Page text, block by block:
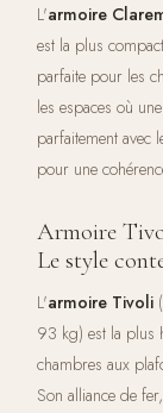
L'armoire
est la plus
parfaite pour les
les espaces où
parfaitement avec
pour une
Armoire
Le style
L'armoire Tivoli
93 kg) est la plus
chambres aux
Son alliance de